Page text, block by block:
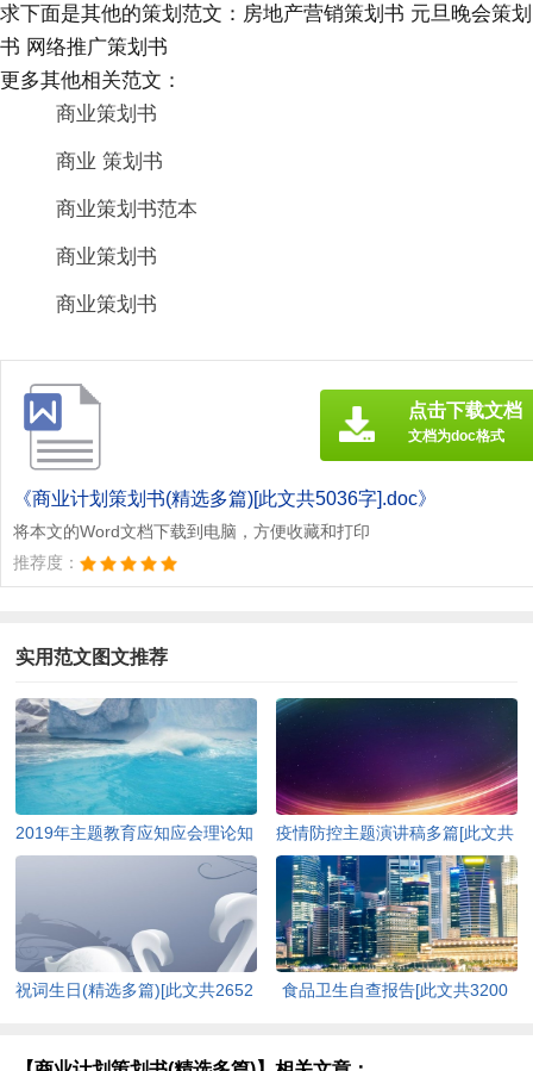
求下面是其他的策划范文：房地产营销策划书 元旦晚会策划
书 网络推广策划书
更多其他相关范文：
商业策划书
商业 策划书
商业策划书范本
商业策划书
商业策划书
《商业计划策划书(精选多篇)[此文共5036字].doc》
将本文的Word文档下载到电脑，方便收藏和打印
推荐度：
点击下载文档
文档为doc格式
实用范文图文推荐
2019年主题教育应知应会理论知
识（含答案）[此文共10252字]
疫情防控主题演讲稿多篇[此文共
4978字]
祝词生日(精选多篇)[此文共2652
食品卫生自查报告[此文共3200